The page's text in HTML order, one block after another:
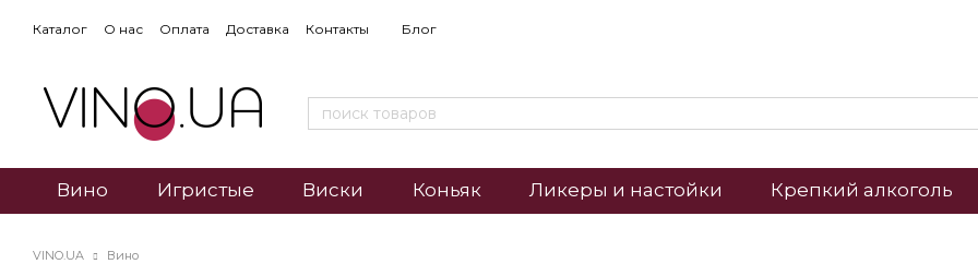
Каталог О нас Оплата Доставка Контакты Блог
Вино Игристые Виски Коньяк Ликеры и настойки Крепкий алкоголь
VINO.UA Вино